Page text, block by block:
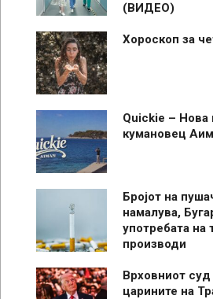
(ВИДЕО)
Хороскоп за
Quickie – Нова
кумановец
Бројот на
намалува,
употребата на
производи
Врховниот
царините на